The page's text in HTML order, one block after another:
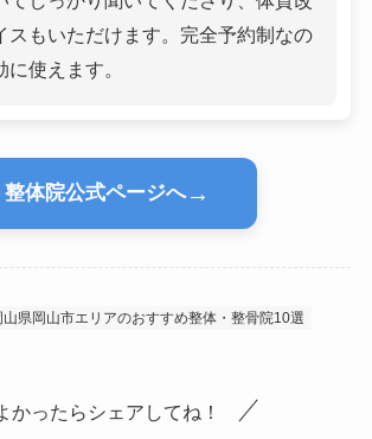
スもいただけます。完全予約制なの
使えます。
整体院公式ページへ→
山県岡山市エリアのおすすめ整体・整骨院10選
かったらシェアしてね！